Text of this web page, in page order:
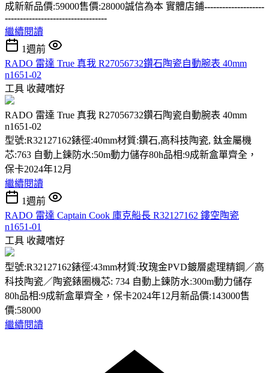
成新新品價:59000售價:28000誠信為本 實體店鋪--------------------
----------------------------------
繼續閱讀
1週前
RADO 雷達 True 真我 R27056732鑽石陶瓷自動腕表 40mm
n1651-02
工具 收藏嗜好
RADO 雷達 True 真我 R27056732鑽石陶瓷自動腕表 40mm
n1651-02
型號:R32127162錶徑:40mm材質:鑽石,高科技陶瓷, 鈦金屬機
芯:763 自動上鍊防水:50m動力儲存80h品相:9成新盒單齊全，
保卡2024年12月
繼續閱讀
1週前
RADO 雷達 Captain Cook 庫克船長 R32127162 鏤空陶瓷
n1651-01
工具 收藏嗜好
型號:R32127162錶徑:43mm材質:玫瑰金PVD鍍層處理精鋼／高
科技陶瓷／陶瓷錶圈機芯: 734 自動上鍊防水:300m動力儲存
80h品相:9成新盒單齊全，保卡2024年12月新品價:143000售
價:58000
繼續閱讀